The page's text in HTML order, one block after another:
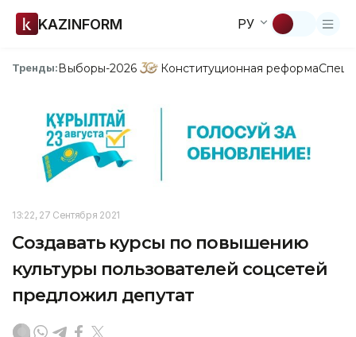
KAZINFORM РУ
Тренды:Выборы-2026 Конституционная реформа
13:22, 27 Сентября 2021
Создавать курсы по повышению
культуры пользователей соцсетей
предложил депутат